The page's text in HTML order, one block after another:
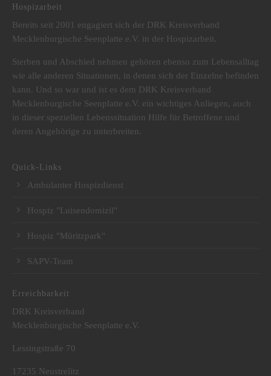
Hospizarbeit
Bereits seit 2001 engagiert sich der DRK Kreisverband
Mecklenburgische Seenplatte e.V. in der Hospizarbeit.
Sterben und Abschied nehmen gehören ebenso zum Lebensalltag
wie alle anderen Situationen, in denen sich der Einzelne befinden
kann. Und so war und ist es dem DRK Kreisverband
Mecklenburgische Seenplatte e.V. ein wichtiges Anliegen, auch
in dieser speziellen Lebenssituation Hilfe für Betroffene und
deren Angehörige zu unterbreiten.
Quick-Links
Ambulanter Hospizdienst
Hospiz "Luisendomizil"
Hospiz "Müritzpark"
SAPV-Team
Erreichbarkeit
DRK Kreisverband
Mecklenburgische Seenplatte e.V.
Lessingstraße 70
17235 Neustrelitz